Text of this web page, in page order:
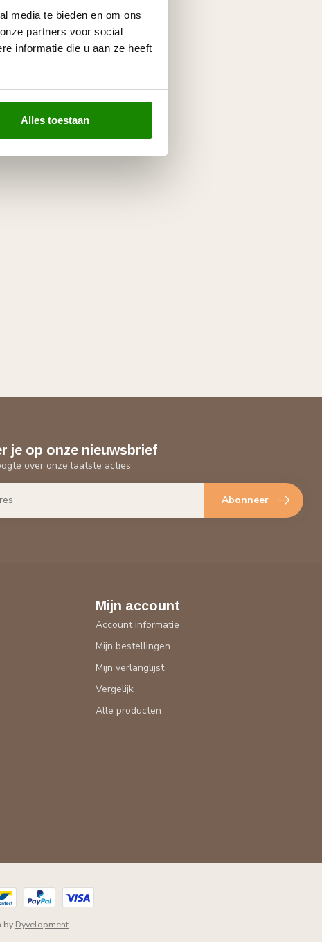
media te bieden en om ons
partners voor social
informatie die u aan ze heeft
Alles toestaan
je op onze nieuwsbrief
over onze laatste acties
Abonneer
Mijn account
Account informatie
Mijn bestellingen
Mijn verlanglijst
Vergelijk
Alle producten
by Dyvelopment